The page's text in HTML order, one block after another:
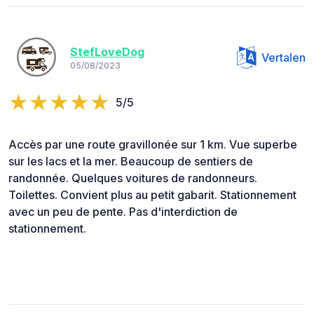
StefLoveDog
05/08/2023
Vertalen
5/5
Accès par une route gravillonée sur 1 km. Vue superbe
sur les lacs et la mer. Beaucoup de sentiers de
randonnée. Quelques voitures de randonneurs.
Toilettes. Convient plus au petit gabarit. Stationnement
avec un peu de pente. Pas d'interdiction de
stationnement.